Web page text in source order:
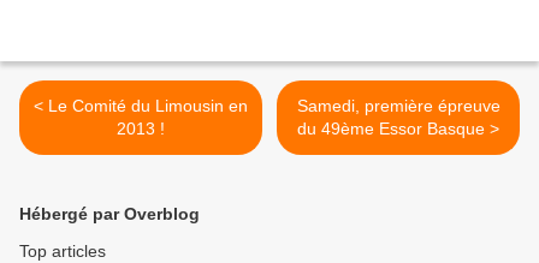
< Le Comité du Limousin en
2013 !
Samedi, première épreuve
du 49ème Essor Basque >
Hébergé par Overblog
Top articles